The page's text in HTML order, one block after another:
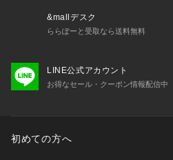
&mallデスク
ららぽーと受取なら送料無料
LINE公式アカウント
お得なセール・クーポン情報配信中
初めての方へ